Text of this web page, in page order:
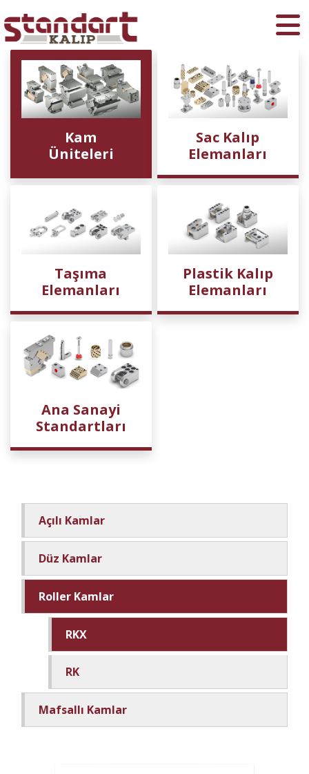
Kam
Üniteleri
Sac Kalıp
Elemanları
Taşıma
Elemanları
Plastik Kalıp
Elemanları
Ana Sanayi
Standartları
Açılı Kamlar
Düz Kamlar
Roller Kamlar
RKX
RK
Mafsallı Kamlar